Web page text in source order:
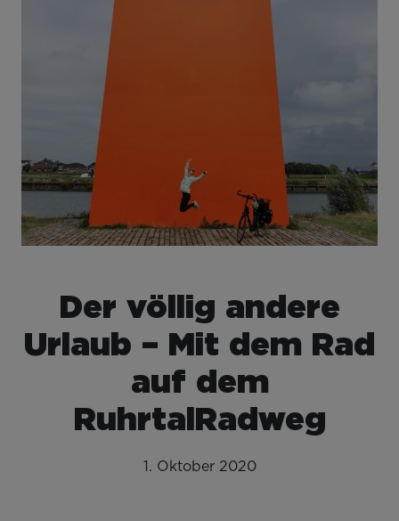
Der völlig andere
Urlaub – Mit dem Rad
auf dem
RuhrtalRadweg
1. Oktober 2020